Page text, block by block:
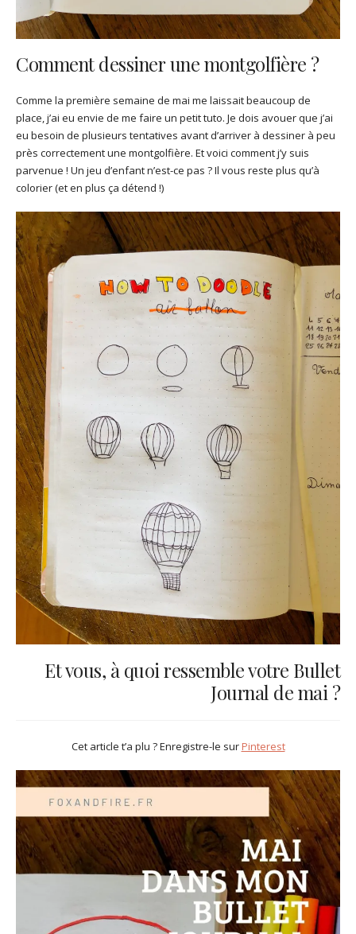
Comment dessiner une montgolfière ?
Comme la première semaine de mai me laissait beaucoup de
place, j’ai eu envie de me faire un petit tuto. Je dois avouer que j’ai
eu besoin de plusieurs tentatives avant d’arriver à dessiner à peu
près correctement une montgolfière. Et voici comment j’y suis
parvenue ! Un jeu d’enfant n’est-ce pas ? Il vous reste plus qu’à
colorier (et en plus ça détend !)
Et vous, à quoi ressemble votre Bullet
Journal de mai ?
Cet article t’a plu ? Enregistre-le surPinterest